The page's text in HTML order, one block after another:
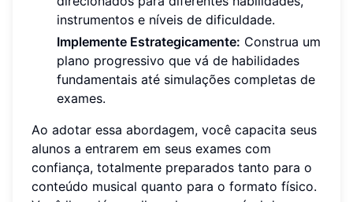
instrumentos e níveis de dificuldade.
Implemente Estrategicamente: Construa um
plano progressivo que vá de habilidades
fundamentais até simulações completas de
exames.
Ao adotar essa abordagem, você capacita seus
alunos a entrarem em seus exames com
confiança, totalmente preparados tanto para o
conteúdo musical quanto para o formato físico.